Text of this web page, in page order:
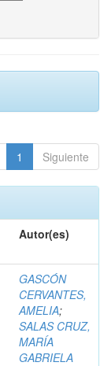
1 Siguiente
Autor(es)
GASCÓN
CERVANTES,
AMELIA;
SALAS CRUZ,
MARÍA
GABRIELA